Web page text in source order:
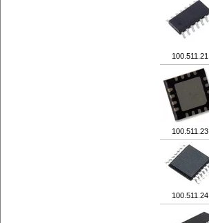
100.511.21
100.511.23
100.511.24